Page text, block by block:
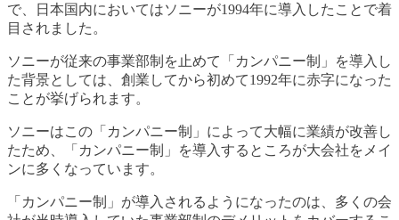
で、日本国内においてはソニーが1994年に導入したことで着
目されました。
ソニーが従来の事業部制を止めて「カンパニー制」を導入し
た背景としては、創業してから初めて1992年に赤字になった
ことが挙げられます。
ソニーはこの「カンパニー制」によって大幅に業績が改善し
たため、「カンパニー制」を導入するところが大会社をメイ
ンに多くなっています。
「カンパニー制」が導入されるようになったのは、多くの会